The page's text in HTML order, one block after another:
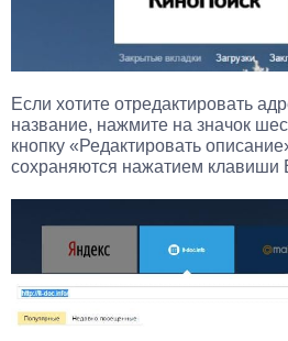
Если хотите отредактировать
название, нажмите на значок
кнопку «Редактировать
сохраняются нажатием клавиши